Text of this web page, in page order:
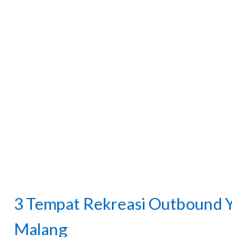
3 Tempat Rekreasi Outbound
Malang